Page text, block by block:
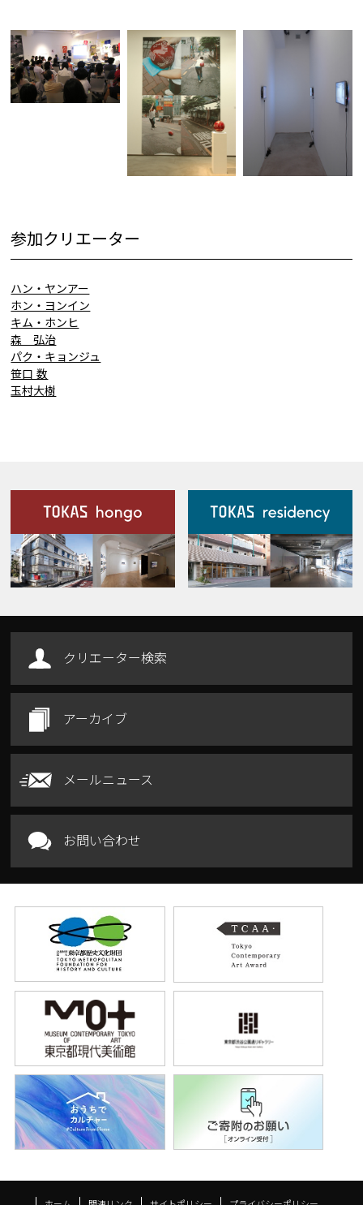
参加クリエーター
ハン・ヤンアー
ホン・ヨンイン
キム・ホンヒ
森 弘治
パク・キョンジュ
笹口 数
玉村大樹
施設案内
Our Facilities
クリエーター検索
アーカイブ
メールニュース
お問い合わせ